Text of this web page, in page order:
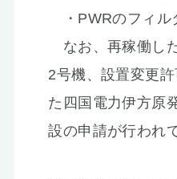
・PWRのフィル
なお、再稼働し
2号機、設置変更
た四国電力伊方原
設の申請が行われ